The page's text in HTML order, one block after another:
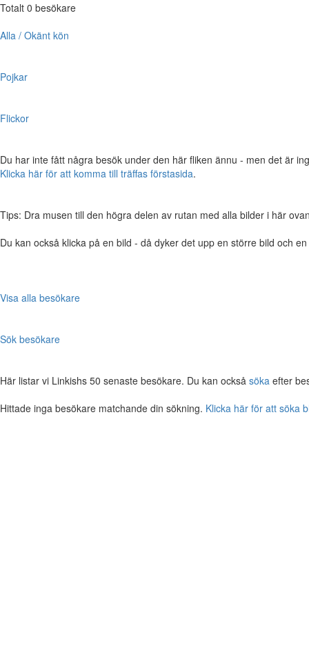
Totalt 0 besökare
Alla / Okänt kön
Pojkar
Flickor
Du har inte fått några besök under den här fliken ännu - men det är
Klicka här för att komma till träffas förstasida.
Tips: Dra musen till den högra delen av rutan med alla bilder i här
Du kan också klicka på en bild - då dyker det upp en större bild och
Visa alla besökare
Sök besökare
Här listar vi Linkishs 50 senaste besökare. Du kan också söka efter
Hittade inga besökare matchande din sökning. Klicka här för att söka